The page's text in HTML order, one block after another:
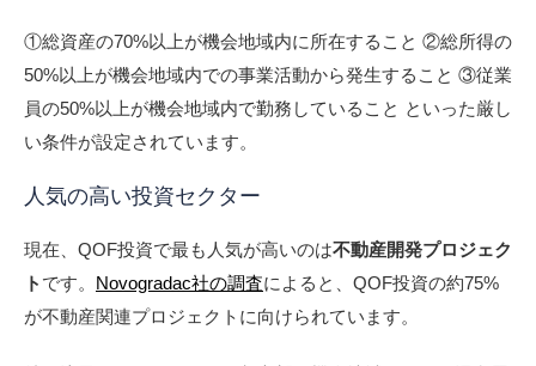
①総資産の70%以上が機会地域内に所在すること ②総所得の
50%以上が機会地域内での事業活動から発生すること ③従業
員の50%以上が機会地域内で勤務していること といった厳し
い条件が設定されています。
人気の高い投資セクター
現在、QOF投資で最も人気が高いのは不動産開発プロジェク
ト です。 Novogradac社の調査によると、QOF投資の約75%
が不動産関連プロジェクトに向けられています。